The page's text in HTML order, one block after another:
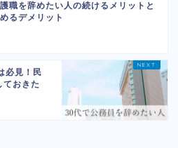
職を辞めたい人の続けるメリットと
るデメリット
必見！民
ておきた